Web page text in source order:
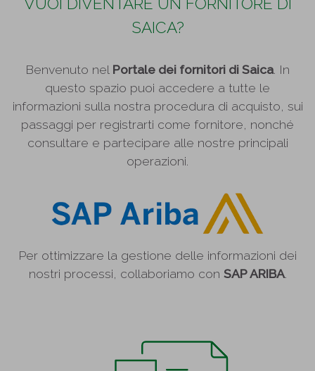
SAICA?
Benvenuto nel Portale dei fornitori di Saica. In
questo spazio puoi accedere a tutte le
informazioni sulla nostra procedura di acquisto, sui
passaggi per registrarti come fornitore, nonché
consultare e partecipare alle nostre principali
operazioni.
Per ottimizzare la gestione delle informazioni dei
nostri processi, collaboriamo con SAP ARIBA.